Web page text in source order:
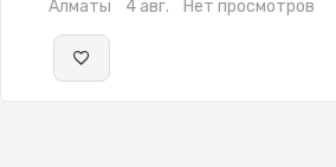
Алматы 4 авг. Нет просмотров